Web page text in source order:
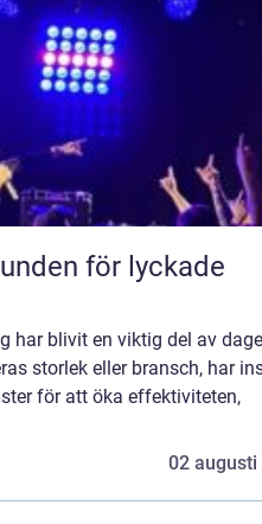
har blivit en viktig del av
storlek eller bransch, har
för att öka effektiviteten,
02 augusti